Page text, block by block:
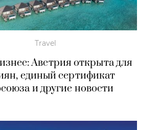
Travel
Австрия открыта для
единый сертификат
и другие новости